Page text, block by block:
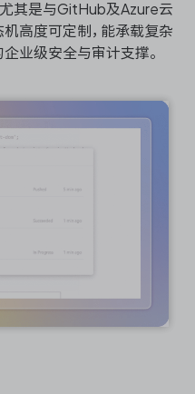
其是与GitHub及Azure云
高度可定制，能承载复杂
业级安全与审计支撑。